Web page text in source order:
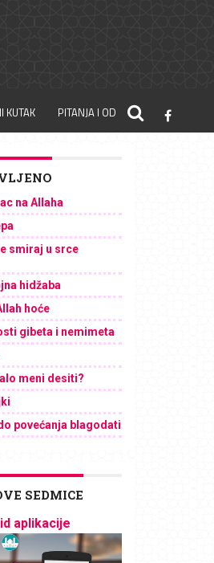
KUTAK PITANJA I ODGOVORI
na Allaha
smiraj u srce
hidžaba
hoće
gibeta i nemimeta
meni desiti?
povećanja blagodati
SEDMICE
aplikacije